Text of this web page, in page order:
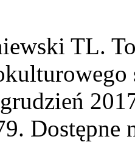
TL.
Dostępne